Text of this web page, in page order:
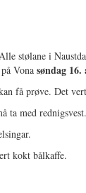
stølane i
Vona søndag 16.
få prøve. Det
ta med rednigsvest.
kokt bålkaffe.